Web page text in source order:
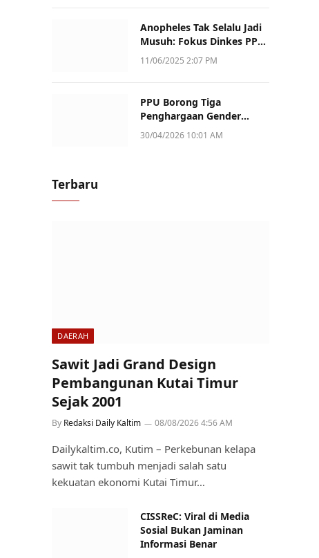
Anopheles Tak Selalu Jadi
Musuh: Fokus Dinkes PPU
Kini ke Penularan Aktif di
11/06/2025 2:07 PM
PPU Borong Tiga
Penghargaan Gender
Champion Kaltim 2026,
30/04/2026 10:01 AM
Terbaru
DAERAH
Sawit Jadi Grand Design
Pembangunan Kutai Timur
Sejak 2001
By Redaksi Daily Kaltim 08/08/2026 4:56 AM
Dailykaltim.co, Kutim – Perkebunan kelapa
sawit tak tumbuh menjadi salah satu
kekuatan ekonomi Kutai Timur…
CISSReC: Viral di Media
Sosial Bukan Jaminan
Informasi Benar